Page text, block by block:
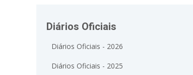
Diários Oficiais
Diários Oficiais - 2026
Diários Oficiais - 2025